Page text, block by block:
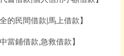
的民間借款|馬上借款】
當鋪借款,急救借款】